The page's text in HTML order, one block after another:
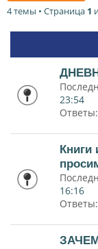
4 темы • Страница 1
23:54
Ответы:
16:16
Ответы: